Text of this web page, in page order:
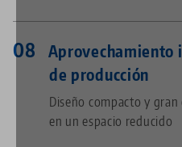
Aprovechamiento
de producción
Diseño compacto y
en un espacio reducido